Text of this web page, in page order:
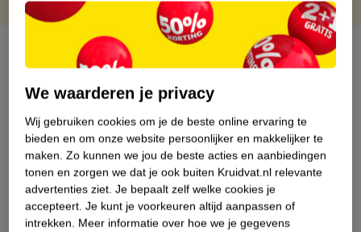
Over dit product
Productinformatie
Etiketinformatie
Nature Impact Score
Dit product heeft (nog) geen Nature
Impact Score.
We waarderen je privacy
Wij gebruiken cookies om je de beste online ervaring te
bieden en om onze website persoonlijker en makkelijker te
maken. Zo kunnen we jou de beste acties en aanbiedingen
tonen en zorgen we dat je ook buiten Kruidvat.nl relevante
advertenties ziet. Je bepaalt zelf welke cookies je
accepteert. Je kunt je voorkeuren altijd aanpassen of
intrekken. Meer informatie over hoe we je gegevens